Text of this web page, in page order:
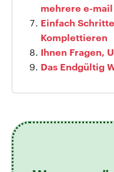
mehrere e-
Einfach
Komplettieren
Ihnen Fragen,
Das Endgültig